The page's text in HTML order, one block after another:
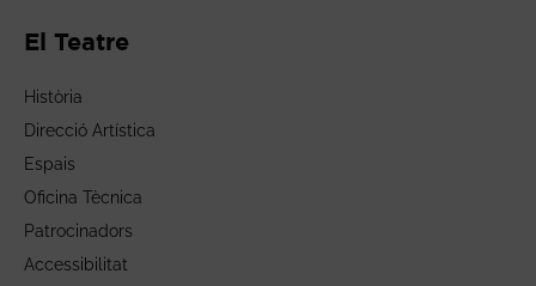
El Teatre
Història
Direcció Artística
Espais
Oficina Tècnica
Patrocinadors
Accessibilitat